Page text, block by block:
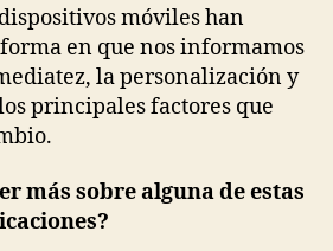
móviles han
en que nos informamos
la personalización y
principales factores que
más sobre alguna de estas